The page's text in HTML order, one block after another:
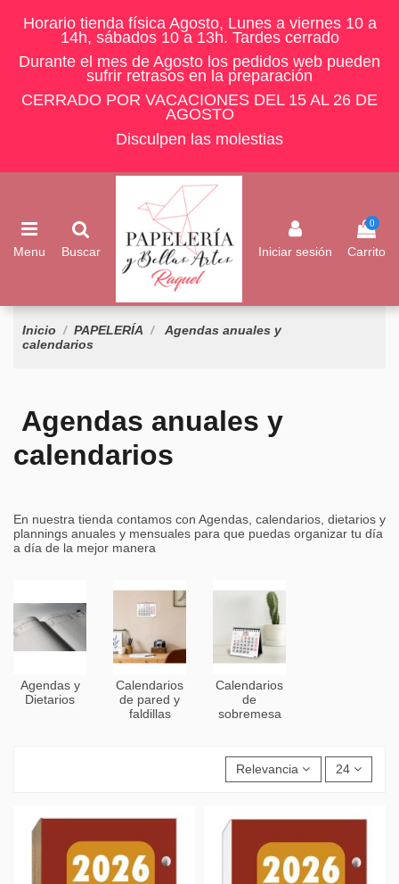
Horario tienda física Agosto, Lunes a viernes 10 a
14h, sábados 10 a 13h. Tardes cerrado
Durante el mes de Agosto los pedidos web pueden
sufrir retrasos en la preparación
CERRADO POR VACACIONES DEL 15 AL 26 DE
AGOSTO
Disculpen las molestias
Menu Buscar Iniciar sesión
0
Carrito
Inicio PAPELERÍA
Agendas anuales y
calendarios
Agendas anuales y
calendarios
En nuestra tienda contamos con Agendas, calendarios, dietarios y
plannings anuales y mensuales para que puedas organizar tu día
a día de la mejor manera
Agendas y
Dietarios
Calendarios
de pared y
faldillas
Calendarios
de
sobremesa
Relevancia 24